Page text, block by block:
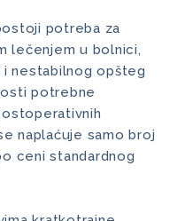
potreba za
lečenjem u bolnici,
i nestabilnog opšteg
potrebne
naplaćuje samo broj
ceni standardnog